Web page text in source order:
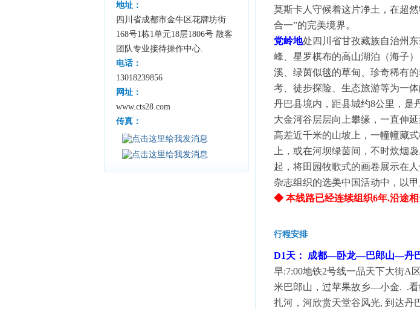
地址：
四川省成都市金牛区花牌坊街
168号1栋1单元18层1806号 散客
团队专业接待操作中心.
电话：
13018239856
网址：
www.cts28.com
传真：
莫斯卡人守候着这片净土，在超
合一”的完美境界。
党岭地处四川省甘孜藏族自治州
峰、星罗棋布的高山湖泊（海子
溪、绿茵似毯的草甸、珍奇稀有
考、徒步探险、生态旅游等为一
丹巴县境内，距县城约8公里，是
大金河谷层层向上攀缘，一直伸
高差近千米的山坡上，一幢幢藏
上，或在河坝绿茵间，不时炊烟
起，将田园牧歌式的画卷展示在
杂志组织的选美中国活动中，以
◆ 本线路已经连续组织6年.沿途相
行程安排
D1天： 成都—卧龙—巴郎山—丹
早:7:00地铁2号线一品天下大街A
米巴郎山，过苹果故乡—小金. .
扎河，河欣赏天堂谷风光, 到达丹